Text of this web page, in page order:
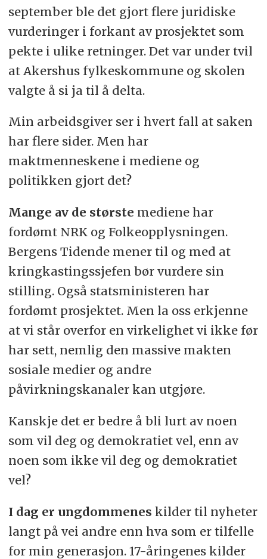
september ble det gjort flere juridiske
vurderinger i forkant av prosjektet som
pekte i ulike retninger. Det var under tvil
at Akershus fylkeskommune og skolen
valgte å si ja til å delta.
Min arbeidsgiver ser i hvert fall at saken
har flere sider. Men har
maktmenneskene i mediene og
politikken gjort det?
Mange av de største mediene har
fordømt NRK og Folkeopplysningen.
Bergens Tidende mener til og med at
kringkastingssjefen bør vurdere sin
stilling. Også statsministeren har
fordømt prosjektet. Men la oss erkjenne
at vi står overfor en virkelighet vi ikke før
har sett, nemlig den massive makten
sosiale medier og andre
påvirkningskanaler kan utgjøre.
Kanskje det er bedre å bli lurt av noen
som vil deg og demokratiet vel, enn av
noen som ikke vil deg og demokratiet
vel?
I dag er ungdommenes kilder til nyheter
langt på vei andre enn hva som er tilfelle
for min generasjon. 17-åringenes kilder